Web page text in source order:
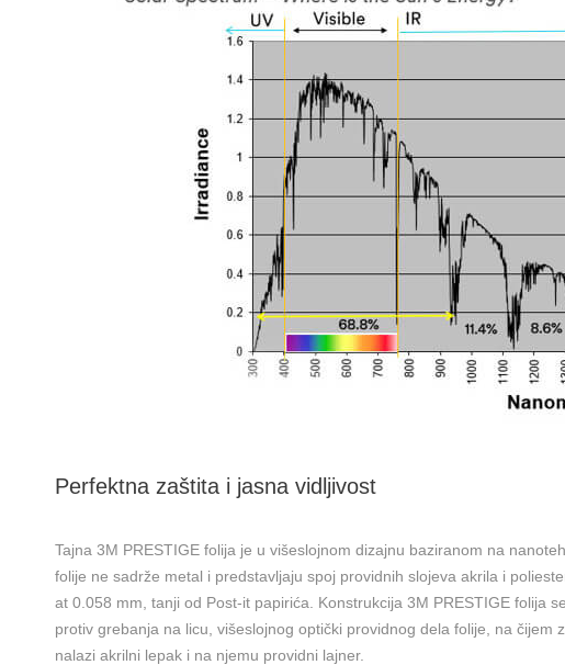
Perfektna zaštita i jasna vidljivost
Tajna 3M PRESTIGE folija je u višeslojnom dizajnu baziranom na
folije ne sadrže metal i predstavljaju spoj providnih slojeva akrila i
at 0.058 mm, tanji od Post-it papirića. Konstrukcija 3M PRESTIGE folija
protiv grebanja na licu, višeslojnog optički providnog dela folije, na čijem
nalazi akrilni lepak i na njemu providni lajner.